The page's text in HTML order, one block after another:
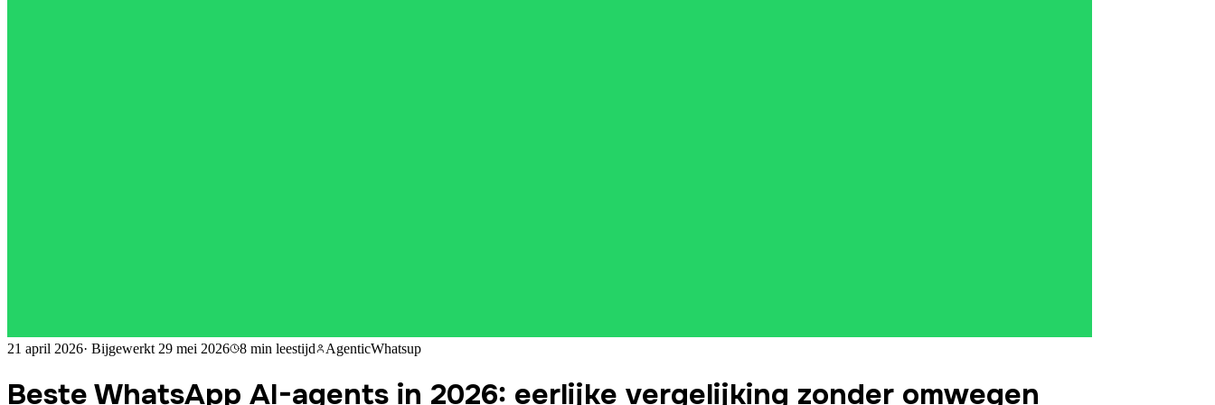
21 april 2026· Bijgewerkt 29 mei 2026 8 min leestijd AgenticWhatsup
Beste WhatsApp AI-agents in 2026: eerlijke vergelijking zonder omwegen